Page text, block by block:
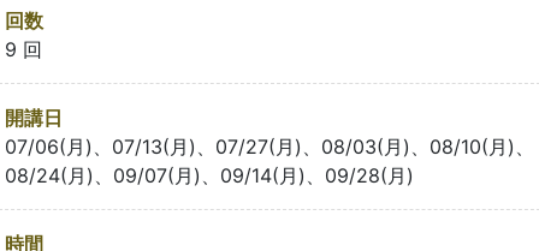
回数
9 回
開講日
07/06(月)、07/13(月)、07/27(月)、08/03(月)、08/10(月)、
08/24(月)、09/07(月)、09/14(月)、09/28(月)
時間